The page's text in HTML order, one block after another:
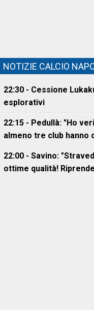
NOTIZIE CALCIO
22:30 - Cessione
esplorativi
22:15 - Pedullà: "Ho
almeno tre club hanno
22:00 - Savino:
ottime qualità!